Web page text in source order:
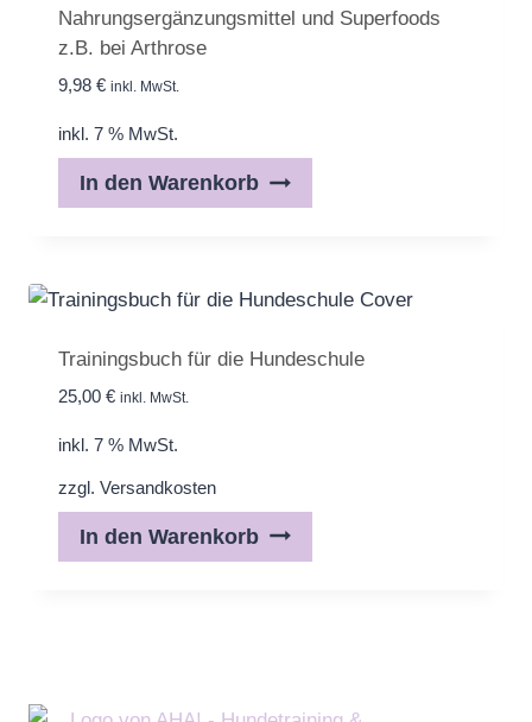
Nahrungsergänzungsmittel und Superfoods
z.B. bei Arthrose
9,98 € inkl. MwSt.
inkl. 7 % MwSt.
In den Warenkorb
Trainingsbuch für die Hundeschule
25,00 € inkl. MwSt.
inkl. 7 % MwSt.
zzgl. Versandkosten
In den Warenkorb